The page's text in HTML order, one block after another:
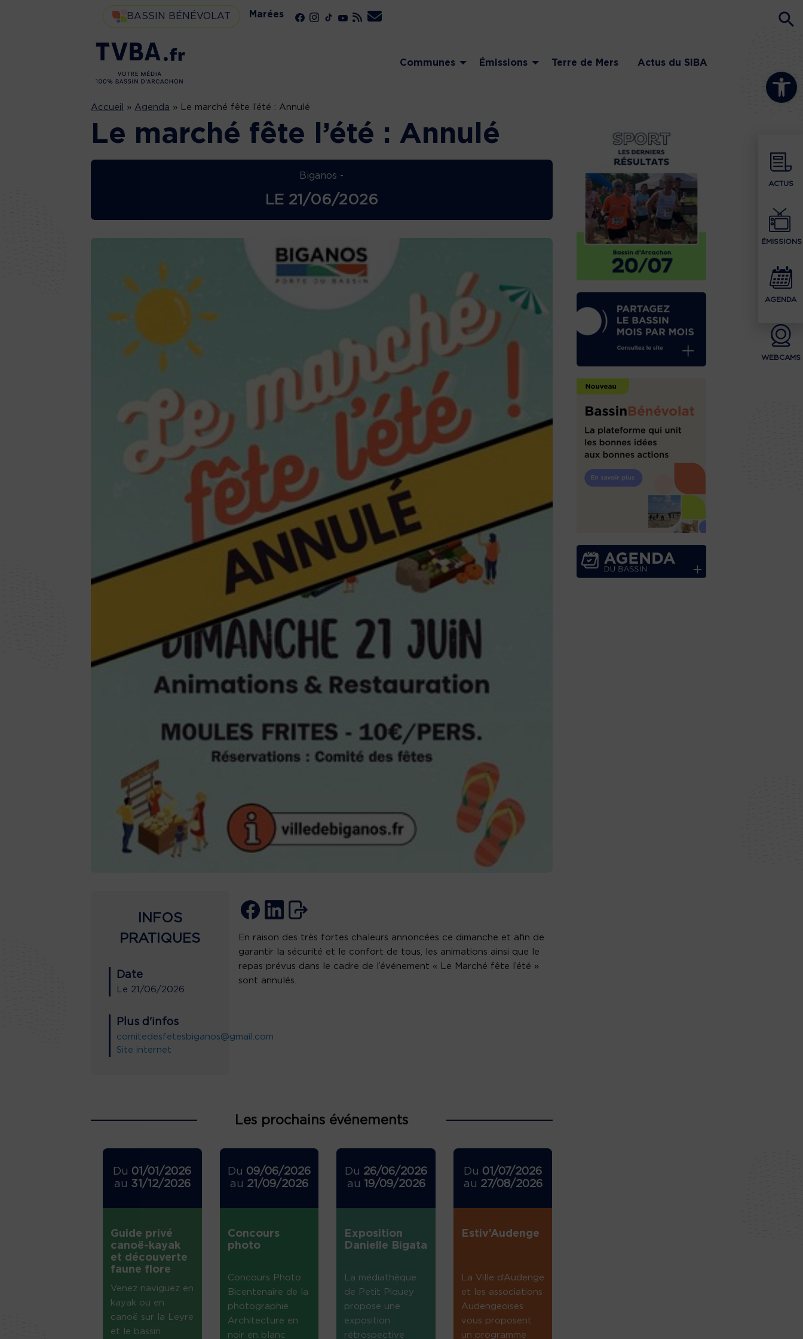
Ouvrir la
ACTUS
ÉMISSIONS
AGENDA
WEBCAMS
BASSIN BÉNÉVOLAT Marées
Communes Émissions Terre de Mers Actus du SIBA
Accueil » Agenda » Le marché fête l’été : Annulé
Le marché fête l’été : Annulé
Biganos -
LE 21/06/2026
INFOS
PRATIQUES
Date
Le 21/06/2026
Plus d'infos
comitedesfetesbiganos@gmail.com
Site internet
En raison des très fortes chaleurs annoncées ce dimanche et afin de
garantir la sécurité et le confort de tous, les animations ainsi que le
repas prévus dans le cadre de l’événement « Le Marché fête l’été »
sont annulés.
Les prochains événements
Du 01/01/2026
au 31/12/2026
Guide privé
canoë-kayak
et découverte
faune flore
Venez naviguez en
kayak ou en
canoë sur la Leyre
et le bassin
Du 09/06/2026
au 21/09/2026
Concours
photo
Concours Photo
Bicentenaire de la
photographie
Architecture en
noir en blanc
Du 26/06/2026
au 19/09/2026
Exposition
Danielle Bigata
La médiathèque
de Petit Piquey
propose une
exposition
rétrospective
Du 01/07/2026
au 27/08/2026
Estiv’Audenge
La Ville d’Audenge
et les associations
Audengeoises
vous proposent
un programme